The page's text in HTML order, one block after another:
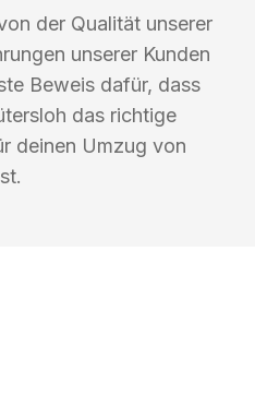
der Qualität unserer
unserer Kunden
Beweis dafür, dass
das richtige
deinen Umzug von